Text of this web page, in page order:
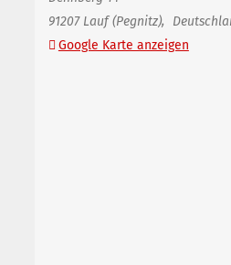
91207 Lauf (Pegnitz),
Google Karte anzeigen